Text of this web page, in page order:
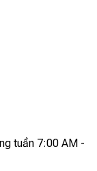
tuần 7:00 AM -